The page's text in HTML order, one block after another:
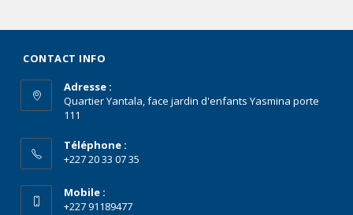
CONTACT INFO
Adresse :
Quartier Yantala, face jardin d'enfants Yasmina porte
111
Téléphone :
+227 20 33 07 35
Mobile :
+227 91189477